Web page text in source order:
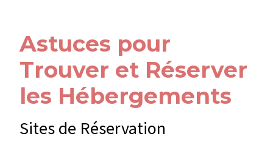
Astuces pour
Trouver et Réserver
les Hébergements
Sites de Réservation